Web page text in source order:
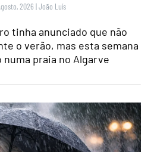
2026 |João Luís
tinha anunciado que não
o verão, mas esta semana
praia no Algarve